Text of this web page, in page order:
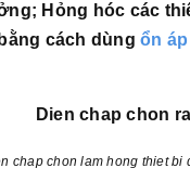
Hỏng hóc các
cách dùng ổn
chap chon lam hong thiet bi